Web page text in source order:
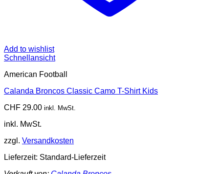
Add to wishlist
Schnellansicht
American Football
Calanda Broncos Classic Camo T-Shirt Kids
CHF 29.00 inkl. MwSt.
inkl. MwSt.
zzgl. Versandkosten
Lieferzeit: Standard-Lieferzeit